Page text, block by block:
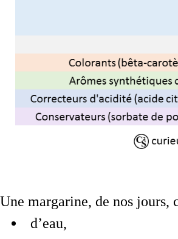
Une margarine, de nos
d’eau,